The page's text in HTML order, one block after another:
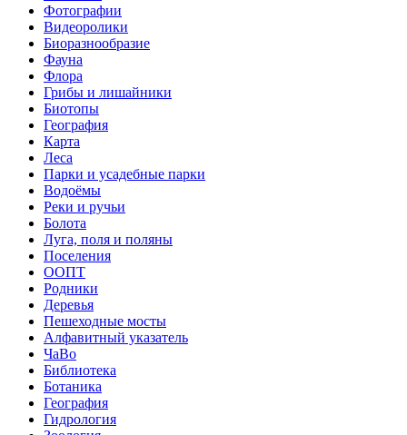
Фотографии
Видеоролики
Биоразнообразие
Фауна
Флора
Грибы и лишайники
Биотопы
География
Карта
Леса
Парки и усадебные парки
Водоёмы
Реки и ручьи
Болота
Луга, поля и поляны
Поселения
ООПТ
Родники
Деревья
Пешеходные мосты
Алфавитный указатель
ЧаВо
Библиотека
Ботаника
География
Гидрология